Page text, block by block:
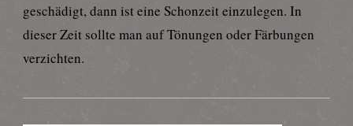
geschädigt, dann ist eine Schonzeit einzulegen. In
dieser Zeit sollte man auf Tönungen oder Färbungen
verzichten.